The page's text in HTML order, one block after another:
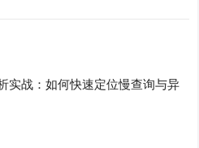
实战：如何快速定位慢查询与异